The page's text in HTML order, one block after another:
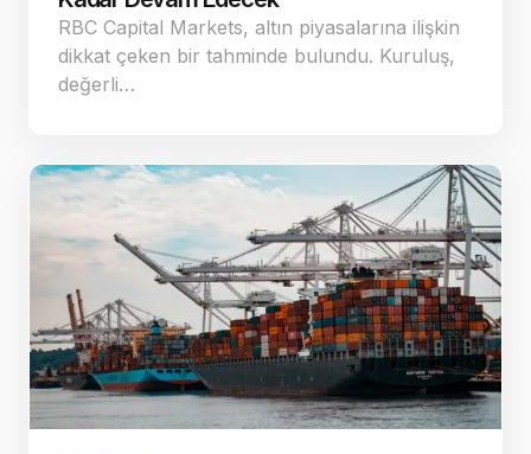
RBC Capital Markets, altın piyasalarına ilişkin
dikkat çeken bir tahminde bulundu. Kuruluş,
değerli…